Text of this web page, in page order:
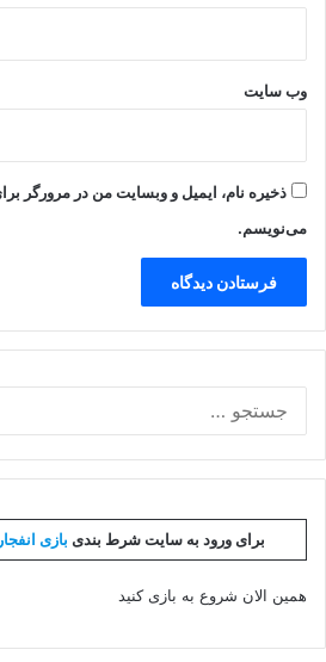
وب‌ سایت
ذخیره نام، ایمیل و وبسایت من در مرورگر
می‌نویسم.
برای ورود به سایت شرط بندی بازی انفجار enfejar.vip
همین الان شروع به بازی کنید